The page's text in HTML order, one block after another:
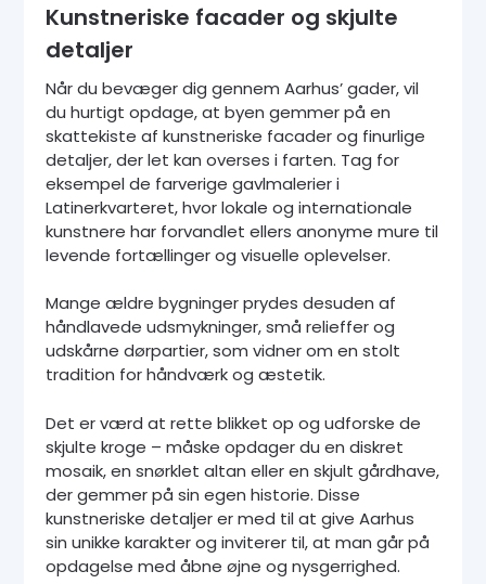
Kunstneriske facader og skjulte
detaljer
Når du bevæger dig gennem Aarhus’ gader, vil
du hurtigt opdage, at byen gemmer på en
skattekiste af kunstneriske facader og finurlige
detaljer, der let kan overses i farten. Tag for
eksempel de farverige gavlmalerier i
Latinerkvarteret, hvor lokale og internationale
kunstnere har forvandlet ellers anonyme mure til
levende fortællinger og visuelle oplevelser.
Mange ældre bygninger prydes desuden af
håndlavede udsmykninger, små relieffer og
udskårne dørpartier, som vidner om en stolt
tradition for håndværk og æstetik.
Det er værd at rette blikket op og udforske de
skjulte kroge – måske opdager du en diskret
mosaik, en snørklet altan eller en skjult gårdhave,
der gemmer på sin egen historie. Disse
kunstneriske detaljer er med til at give Aarhus
sin unikke karakter og inviterer til, at man går på
opdagelse med åbne øjne og nysgerrighed.